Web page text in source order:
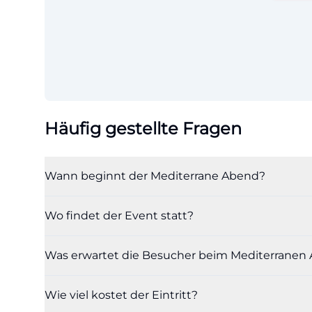
Häufig gestellte Fragen
Wann beginnt der Mediterrane Abend?
Wo findet der Event statt?
Was erwartet die Besucher beim Mediterranen
Wie viel kostet der Eintritt?